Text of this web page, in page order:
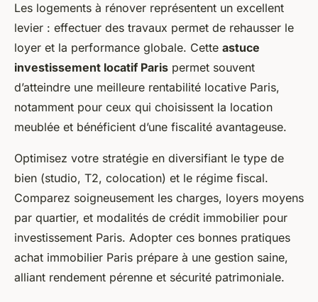
Les logements à rénover représentent un excellent
levier : effectuer des travaux permet de rehausser le
loyer et la performance globale. Cette astuce
investissement locatif Paris permet souvent
d’atteindre une meilleure rentabilité locative Paris,
notamment pour ceux qui choisissent la location
meublée et bénéficient d’une fiscalité avantageuse.
Optimisez votre stratégie en diversifiant le type de
bien (studio, T2, colocation) et le régime fiscal.
Comparez soigneusement les charges, loyers moyens
par quartier, et modalités de crédit immobilier pour
investissement Paris. Adopter ces bonnes pratiques
achat immobilier Paris prépare à une gestion saine,
alliant rendement pérenne et sécurité patrimoniale.